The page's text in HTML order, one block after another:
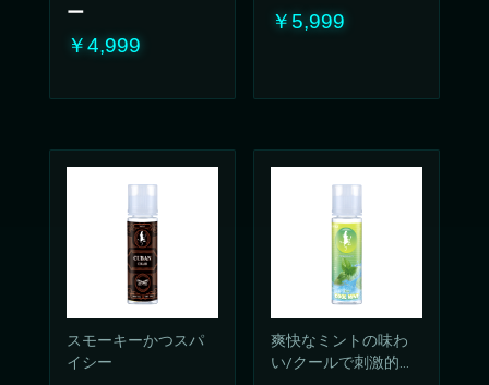
ー
￥4,999
￥5,999
スモーキーかつスパ
イシー
爽快なミントの味わ
い/クールで刺激的な